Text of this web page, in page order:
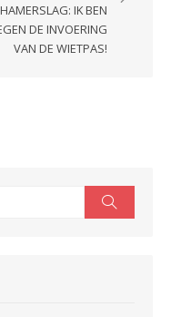
HAMERSLAG: IK BEN
DE INVOERING
VAN DE WIETPAS!